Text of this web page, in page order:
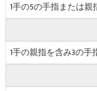
1手の5の手指または
1手の親指を含み3の